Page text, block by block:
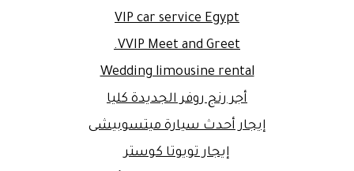
VIP car service Egypt
VVIP Meet and Greet.
Wedding limousine rental
أجر رنج روفر الجديدة كليا
إيجار أحدث سيارة ميتسوبيشى
إيجار تويوتا كوستر